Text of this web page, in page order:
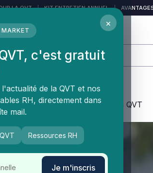
LA QVT | KIT ENTRETIEN ANNUEL |
QVT Enjeux dans la QVT
×
c'est gratuit
de la QVT et nos
RH, directement dans
mail.
Ressources RH
Je m'inscris